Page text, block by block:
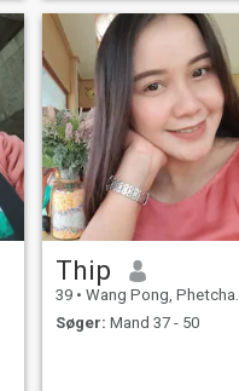
Thip
39 • Wang Pong, Phetchabun, Thailand
Søger: Mand 37 - 50